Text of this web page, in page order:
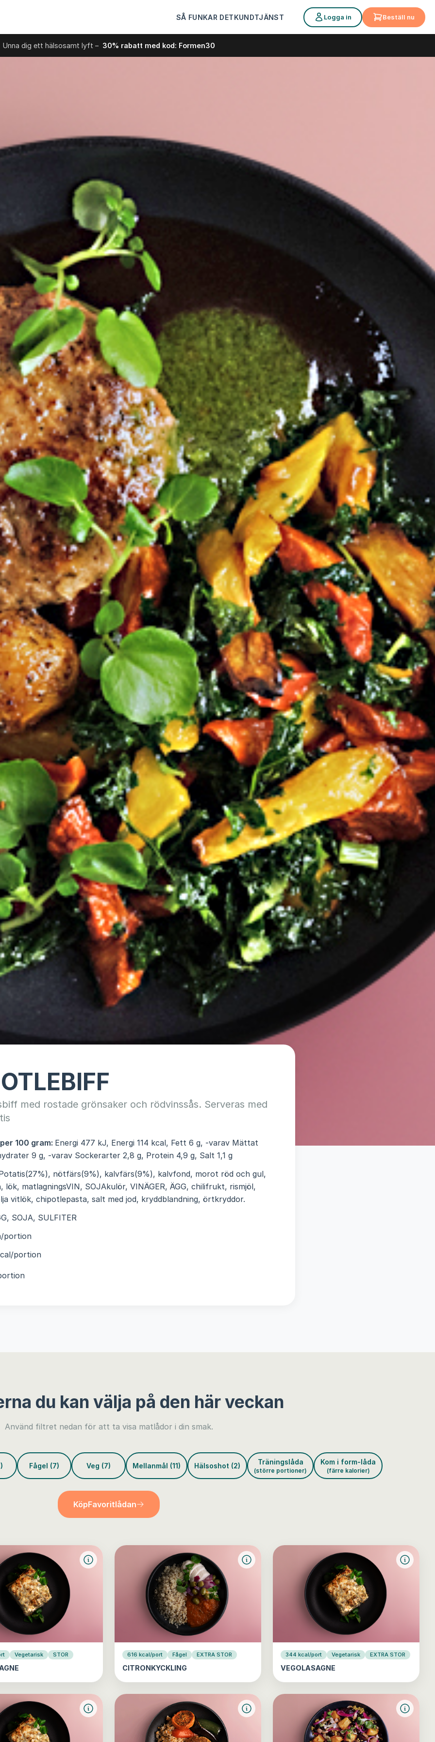
SÅ FUNKAR DETKUNDTJÄNST Logga in Beställ nu
Unna dig ett hälsosamt lyft – 30% rabatt med kod: Formen30
med rostade grönsaker och rödvinssås. Serveras med
100 gram: Energi 477 kJ, Energi 114 kcal, Fett 6 g, -varav Mättat
9 g, -varav Sockerarter 2,8 g, Protein 4,9 g, Salt 1,1 g
nötfärs(9%), kalvfärs(9%), kalvfond, morot röd och gul,
lök, matlagningsVIN, SOJAkulör, VINÄGER, ÄGG, chilifrukt, rismjöl,
vitlök, chipotlepasta, salt med jod, kryddblandning, örtkryddor.
SOJA, SULFITER
portion
portion
du kan välja på den här veckan
Använd filtret nedan för att ta visa matlådor i din smak.
Fågel (7) Veg (7) Mellanmål (11) Hälsoshot (2) Träningslåda
(större portioner)
Kom i form-låda
(färre kalorier)
KöpFavoritlådan
Vegetarisk STOR 616 kcal/port Fågel EXTRA STOR
CITRONKYCKLING
344 kcal/port Vegetarisk EXTRA STOR
VEGOLASAGNE